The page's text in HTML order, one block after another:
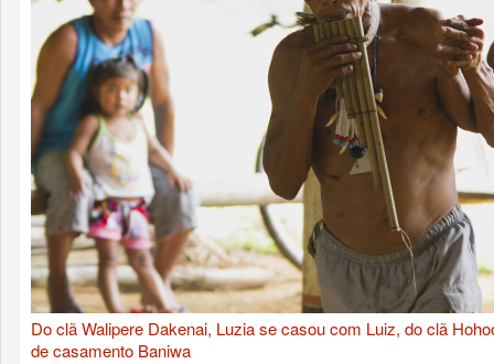
Do clã Walipere Dakenai, Luzia se casou com Luiz, do clã
de casamento Baniwa